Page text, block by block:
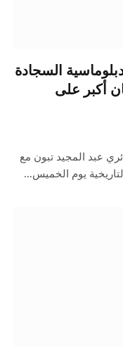
السجادة
أكبر على
عبد المجيد تبون مع
يوم الخميس…